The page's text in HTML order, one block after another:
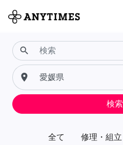
全て 修理・組立
search
place
検索